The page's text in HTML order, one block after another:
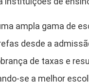
ampla gama de
desde a
de taxas e
se a melhor